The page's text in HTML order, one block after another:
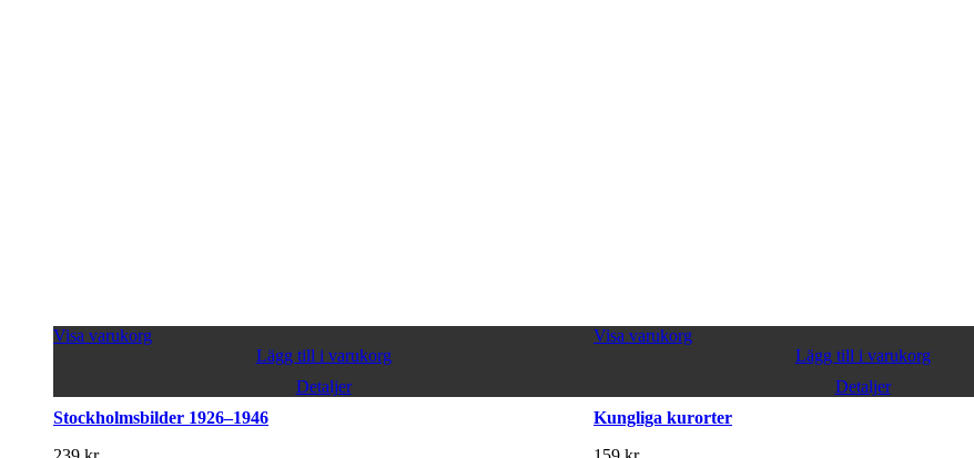
Visa varukorg
Lägg till i varukorg
Detaljer
Stockholmsbilder 1926–1946
Visa varukorg
Lägg till i varukorg
Detaljer
Kungliga kurorter